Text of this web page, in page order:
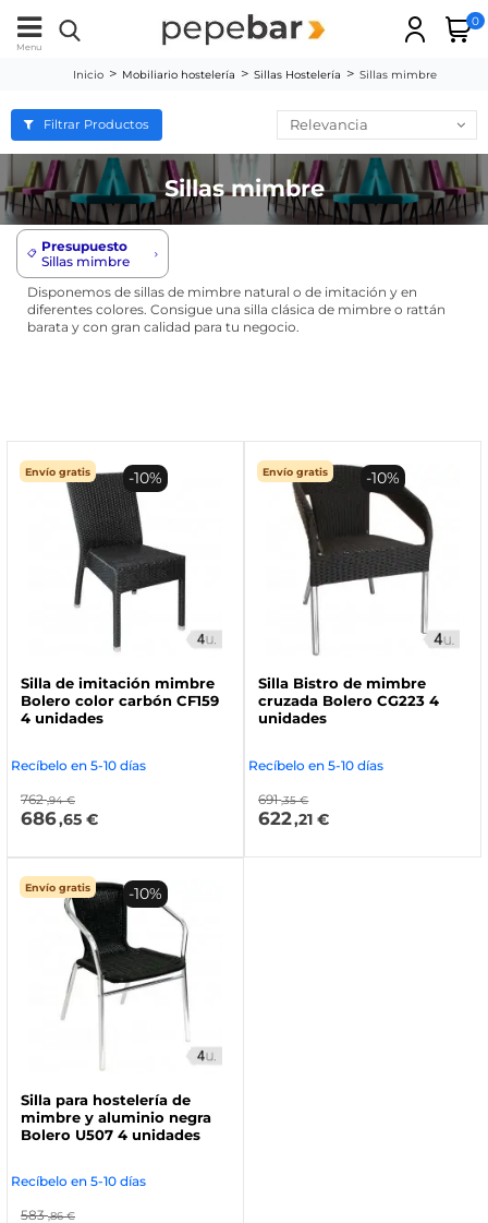
Menu
0
Inicio Mobiliario hostelería Sillas Hostelería Sillas mimbre
Sillas mimbre
Disponemos de sillas de mimbre natural o de imitación y en
diferentes colores. Consigue una silla clásica de mimbre o rattán
barata y con gran calidad para tu negocio.
📋 Presupuesto
Sillas mimbre
Filtrar Productos Relevancia
Envío gratis
Silla de imitación mimbre
Bolero color carbón CF159
4 unidades
Recíbelo en 5-10 días
762 ,94 €
686,65 €
-10% Envío gratis
Silla Bistro de mimbre
cruzada Bolero CG223 4
unidades
Recíbelo en 5-10 días
691 ,35 €
622,21 €
-10%
Envío gratis
Silla para hostelería de
mimbre y aluminio negra
Bolero U507 4 unidades
Recíbelo en 5-10 días
583 ,86 €
-10%